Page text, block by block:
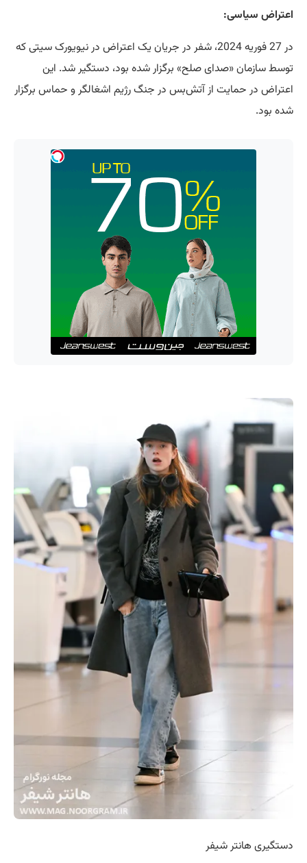
اعتراض سیاسی:
در 27 فوریه 2024، شفر در جریان یک اعتراض در نیویورک سیتی که
توسط سازمان «صدای صلح» برگزار شده بود، دستگیر شد. این
اعتراض در حمایت از آتش‌بس در جنگ رژیم اشغالگر و حماس برگزار
شده بود.
دستگیری هانتر شیفر